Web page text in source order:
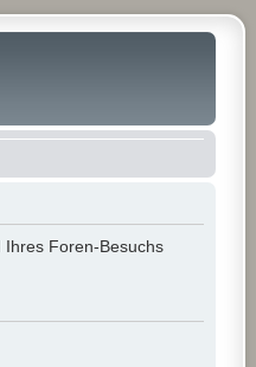
Ihres Foren-Besuchs